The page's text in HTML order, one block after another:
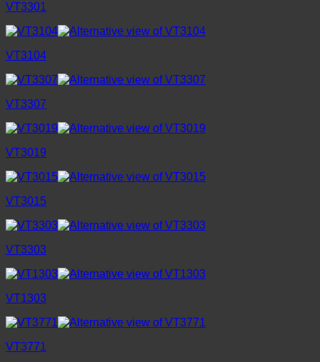
VT3301
VT3104
VT3307
VT3019
VT3015
VT3303
VT1303
VT3771